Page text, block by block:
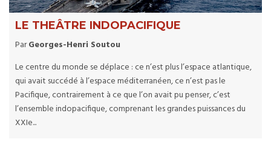
LE THEÂTRE INDOPACIFIQUE
ParGeorges-Henri Soutou
Le centre du monde se déplace : ce n’est plus l’espace atlantique,
qui avait succédé à l’espace méditerranéen, ce n’est pas le
Pacifique, contrairement à ce que l’on avait pu penser, c’est
l’ensemble indopacifique, comprenant les grandes puissances du
XXIe...